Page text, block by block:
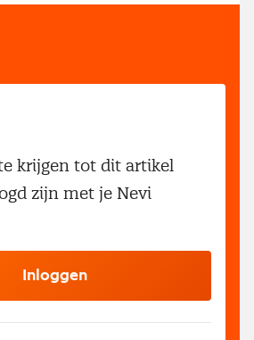
krijgen tot dit artikel
zijn met je Nevi
Inloggen